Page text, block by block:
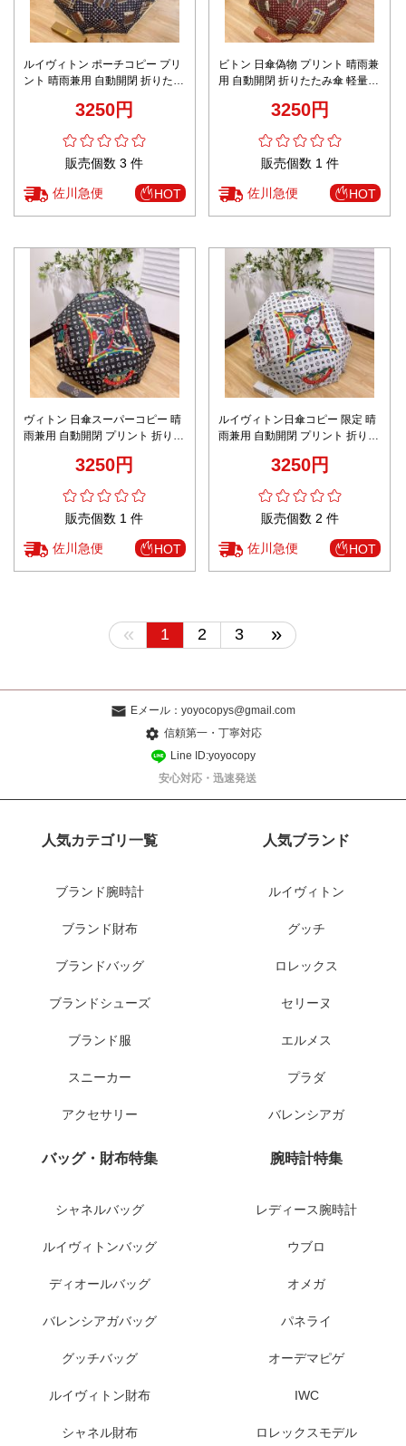
ルイヴィトン ポーチコピー プリ
ント 晴雨兼用 自動開閉 折りたた
便利 ブラック3250円
販売個数 3 件
佐川急便 HOT
ビトン 日傘偽物 プリント 晴雨兼
用 自動開閉 折りたたみ傘 軽量
3250円
販売個数 1 件
佐川急便 HOT
ヴィトン 日傘スーパーコピー 晴
雨兼用 自動開閉 プリント 折り畳
3250円
販売個数 1 件
佐川急便 HOT
ルイヴィトン日傘コピー 限定 晴
雨兼用 自動開閉 プリント 折り畳
3250円
販売個数 2 件
佐川急便 HOT
« 1 2 3 »
Eメール： yoyocopys@gmail.com
信頼第一・丁寧対応
Line ID:yoyocopy
安心対応・迅速発送
人気カテゴリ一覧
ブランド腕時計
ブランド財布
ブランドバッグ
ブランドシューズ
ブランド服
スニーカー
アクセサリー
人気ブランド
ルイヴィトン
グッチ
ロレックス
セリーヌ
エルメス
プラダ
バレンシアガ
バッグ・財布特集
シャネルバッグ
ルイヴィトンバッグ
ディオールバッグ
バレンシアガバッグ
グッチバッグ
ルイヴィトン財布
シャネル財布
腕時計特集
レディース腕時計
ウブロ
オメガ
パネライ
オーデマピゲ
IWC
ロレックスモデル